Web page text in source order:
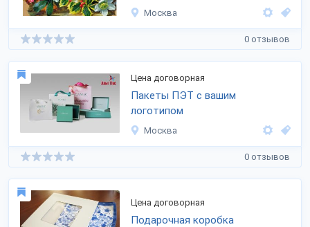
Москва
0 отзывов
Цена договорная
Пакеты ПЭТ с вашим
логотипом
Москва
0 отзывов
Цена договорная
Подарочная коробка